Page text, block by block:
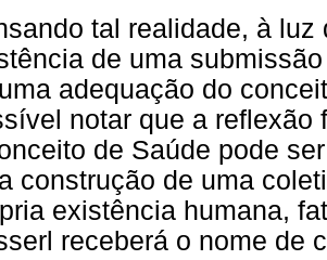
tal realidade, à
de uma
adequação do
notar que a reflexão
de Saúde pode
construção de uma
existência humana,
receberá o nome de